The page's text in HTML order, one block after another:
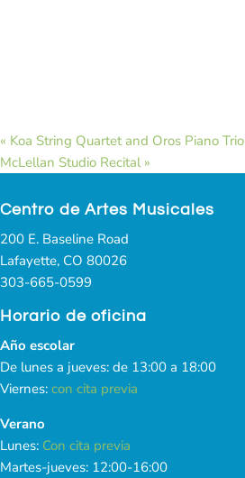
« Koa String Quartet and Oros Piano Trio
McLellan Studio Recital »
Centro de Artes Musicales
200 E. Baseline Road
Lafayette, CO 80026
303-665-0599
Horario de oficina
Año escolar
De lunes a jueves: de 13:00 a 18:00
Viernes: con cita previa
Verano
Lunes: Con cita previa
Martes-jueves: 12:00-16:00